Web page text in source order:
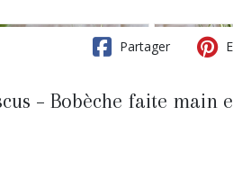
Partager
– Bobèche faite main